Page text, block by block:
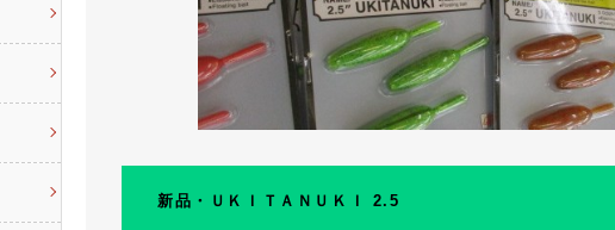
新品・ＵＫＩＴＡＮＵＫＩ 2.5